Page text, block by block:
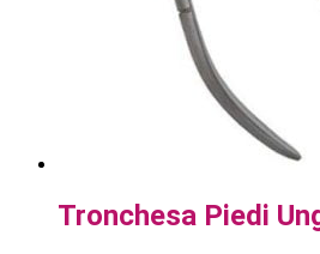
Tronchesa Piedi